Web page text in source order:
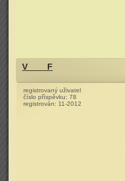
V____F
registrovaný uživatel
číslo příspěvku: 78
registrován: 11-2012